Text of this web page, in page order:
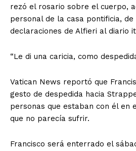
rezó el rosario sobre el cuerpo,
personal de la casa pontificia, de
declaraciones de Alfieri al diario
“Le di una caricia, como
Vatican News reportó que
gesto de despedida hacia
personas que estaban con él en
que no parecía sufrir.
Francisco será enterrado el